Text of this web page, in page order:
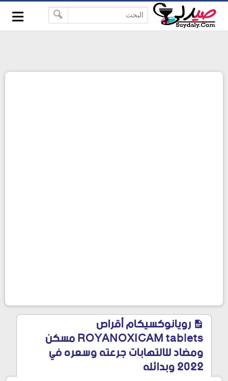
-->
google-site-verification=pbBDctPvwZJkSEHg2-
vmZ_yu86_9u3jQJgGN9H2FF9w
≡
رويانوكسيكام أقراص
ROYANOXICAM tablets مسكن
ومضاد للالتهابات جرعته وسعره في
2022 وبدائله